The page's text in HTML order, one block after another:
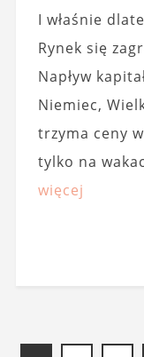
I właśnie
Rynek się
Napływ
Niemiec,
trzyma ceny
tylko na
więcej